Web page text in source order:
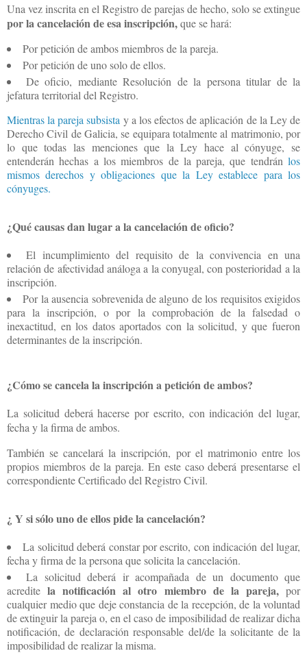
Una vez inscrita en el Registro de parejas de hecho, solo se extingue
por la cancelación de esa inscripción,que se hará:
Por petición de ambos miembros de la pareja.
Por petición de uno solo de ellos.
De oficio, mediante Resolución de la persona titular de la
jefatura territorial del Registro.
Mientras la pareja subsista y a los efectos de aplicación de la Ley de
Derecho Civil de Galicia, se equipara totalmente al matrimonio, por
lo que todas las menciones que la Ley hace al cónyuge, se
entenderán hechas a los miembros de la pareja, que tendrán los
mismos derechos y obligaciones que la Ley establece para los
cónyuges.
¿Qué causas dan lugar a la cancelación de oficio?
El incumplimiento del requisito de la convivencia en una
relación de afectividad análoga a la conyugal, con posterioridad a la
inscripción.
Por la ausencia sobrevenida de alguno de los requisitos exigidos
para la inscripción, o por la comprobación de la falsedad o
inexactitud, en los datos aportados con la solicitud, y que fueron
determinantes de la inscripción.
¿Cómo se cancela la inscripción a petición de ambos?
La solicitud deberá hacerse por escrito, con indicación del lugar,
fecha y la firma de ambos.
También se cancelará la inscripción, por el matrimonio entre los
propios miembros de la pareja. En este caso deberá presentarse el
correspondiente Certificado del Registro Civil.
¿ Y si sólo uno de ellos pide la cancelación?
La solicitud deberá constar por escrito, con indicación del lugar,
fecha y firma de la persona que solicita la cancelación.
La solicitud deberá ir acompañada de un documento que
acreditela notificación al otro miembro de la pareja,por
cualquier medio que deje constancia de la recepción, de la voluntad
de extinguir la pareja o, en el caso de imposibilidad de realizar dicha
notificación, de declaración responsable del/de la solicitante de la
imposibilidad de realizar la misma.